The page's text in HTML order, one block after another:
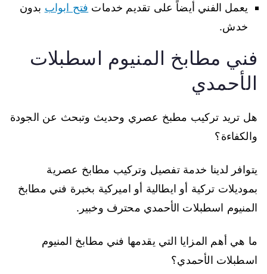
يعمل الفني أيضاً على تقديم خدمات فتح ابواب بدون
خدش.
فني مطابخ المنيوم اسطبلات
الأحمدي
هل تريد تركيب مطبخ عصري وحديث وتبحث عن الجودة
والكفاءة؟
يتوافر لدينا خدمة تفصيل وتركيب مطابخ عصرية
بموديلات تركية أو ايطالية أو اميركية بخبرة فني مطابخ
المنيوم اسطبلات الأحمدي محترف وخبير.
ما هي أهم المزايا التي يقدمها فني مطابخ المنيوم
اسطبلات الأحمدي؟